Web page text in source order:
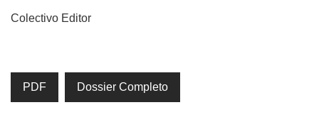
Colectivo Editor
PDF Dossier Completo